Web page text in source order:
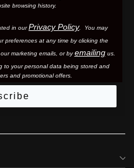
browsing history.
in ourPrivacy Policy. You may
preferences at any time by clicking the
marketing emails, or byemailingus.
to your personal data being stored and
and promotional offers.